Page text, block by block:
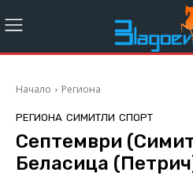
Начало Региона
РЕГИОНА СИМИТЛИ СПОРТ
Септември
Беласица